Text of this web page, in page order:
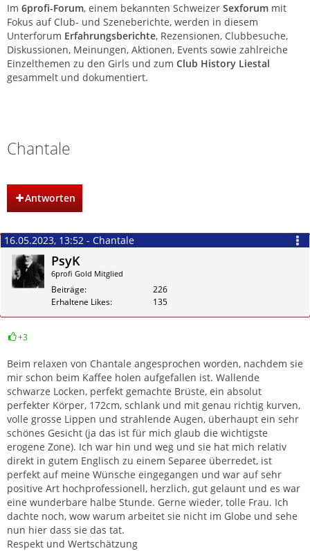
Im 6profi-Forum, einem bekannten Schweizer Sexforum mit
Fokus auf Club- und Szeneberichte, werden in diesem
Unterforum Erfahrungsberichte, Rezensionen, Clubbesuche,
Diskussionen, Meinungen, Aktionen, Events sowie zahlreiche
Einzelthemen zu den Girls und zum Club History Liestal
gesammelt und dokumentiert.
Chantale
Antworten
16.05.2023, 13:52 - Chantale
PsyK
6profi Gold Mitglied
Beiträge
226
Erhaltene Likes
135
+3
Beim relaxen von Chantale angesprochen worden, nachdem sie
mir schon beim Kaffee holen aufgefallen ist. Wallende
schwarze Locken, perfekt gemachte Brüste, ein absolut
perfekter Körper, 172cm, schlank und mit genau richtig kurven,
volle grosse Lippen und strahlende Augen, überhaupt ein sehr
schönes Gesicht (ja das ist für mich glaub die wichtigste
erogene Zone). Ich war hin und weg und sie hat mich relativ
direkt in gutem Englisch zu einem Separee überredet, ist
perfekt auf meine Wünsche eingegangen und war auf sehr
positive Art hochprofessionell, herzlich, gut gelaunt und es war
eine wunderbare halbe Stunde. Gerne wieder, tolle Frau. Ich
dachte noch, wow warum arbeitet sie nicht im Globe und sehe
nun hier dass sie das tat.
Respekt und Wertschätzung